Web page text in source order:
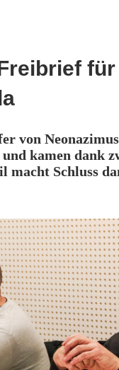
für
von
kamen dank
macht Schluss